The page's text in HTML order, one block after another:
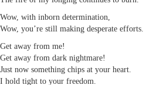
Wow, with inborn determination,
Wow, you’re still making desperate efforts.
Get away from me!
Get away from dark nightmare!
Just now something chips at your heart.
I hold tight to your freedom.